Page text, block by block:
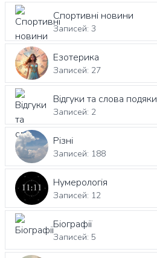
Спортивні новини
Записей: 3
Езотерика
Записей: 27
Відгуки та слова подяки
Записей: 2
Різні
Записей: 188
Нумерологія
Записей: 12
Біографії
Записей: 5